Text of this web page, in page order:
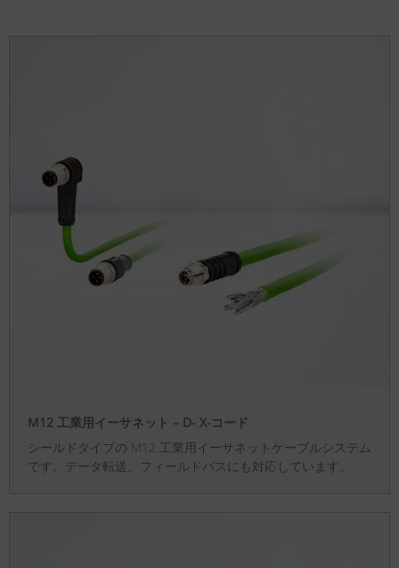
M12 工業用イーサネット – D- X-コード
シールドタイプの M12 工業用イーサネットケーブルシステム
です。データ転送、フィールドバスにも対応しています。